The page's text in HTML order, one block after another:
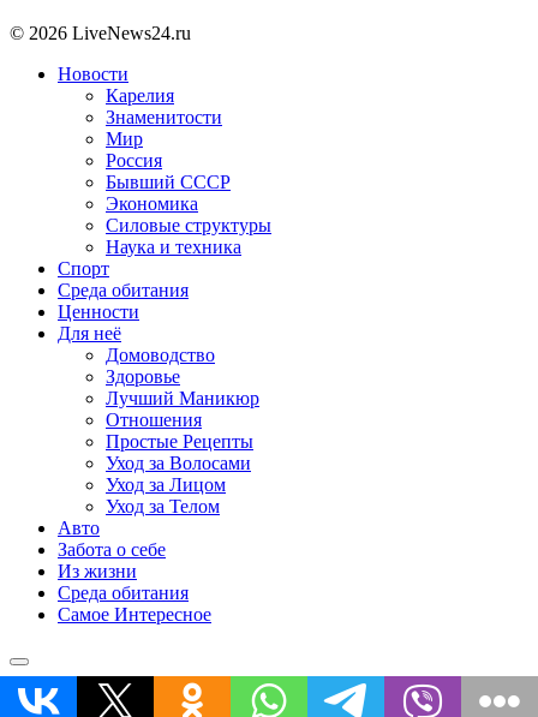
© 2026 LiveNews24.ru
Новости
Карелия
Знаменитости
Мир
Россия
Бывший СССР
Экономика
Силовые структуры
Наука и техника
Спорт
Среда обитания
Ценности
Для неё
Домоводство
Здоровье
Лучший Маникюр
Отношения
Простые Рецепты
Уход за Волосами
Уход за Лицом
Уход за Телом
Авто
Забота о себе
Из жизни
Среда обитания
Самое Интересное